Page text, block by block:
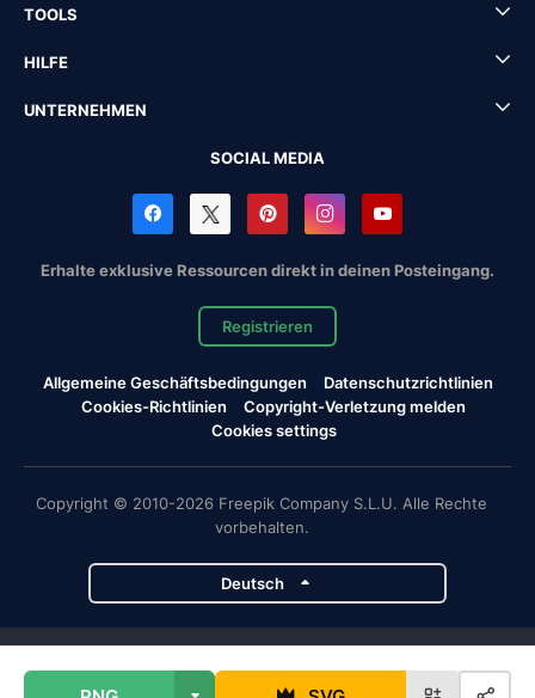
TOOLS
HILFE
UNTERNEHMEN
SOCIAL MEDIA
Erhalte exklusive Ressourcen direkt in deinen Posteingang.
Registrieren
Allgemeine Geschäftsbedingungen
Datenschutzrichtlinien
Cookies-Richtlinien
Copyright-Verletzung melden
Cookies settings
Copyright © 2010-2026 Freepik Company S.L.U. Alle Rechte
vorbehalten.
Deutsch